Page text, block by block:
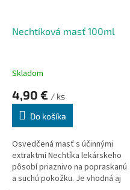
Nechtíková masť 100ml
Skladom
4,90 € / ks
Do košíka
Osvedčená masť s účinnými
extraktmi Nechtíka lekárskeho
pôsobí priaznivo na popraskanú
a suchú pokožku. Je vhodná aj